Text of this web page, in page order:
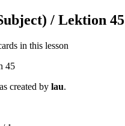
/ Lektion 45
in this lesson
45
created by lau.